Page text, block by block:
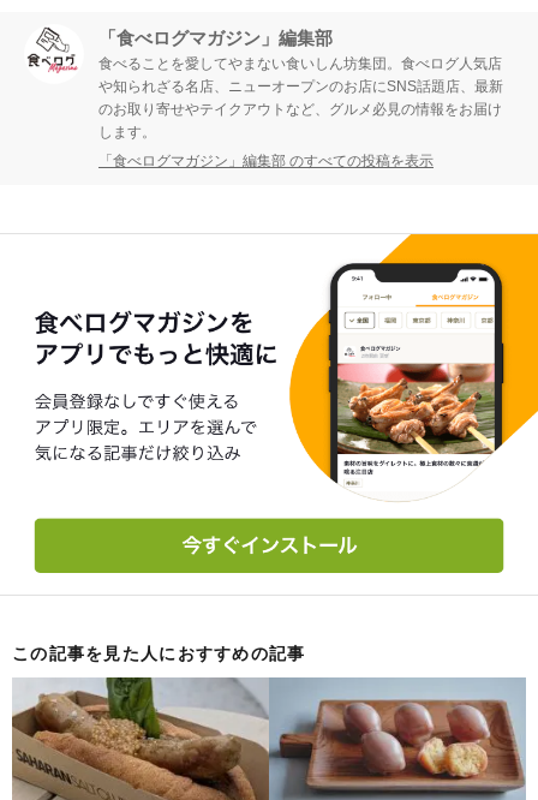
「食べログマガジン」編集部
食べることを愛してやまない食いしん坊集団。食べログ人気店
や知られざる名店、ニューオープンのお店にSNS話題店、最新
のお取り寄せやテイクアウトなど、グルメ必見の情報をお届け
します。
「食べログマガジン」編集部 のすべての投稿を表示
この記事を見た人におすすめの記事